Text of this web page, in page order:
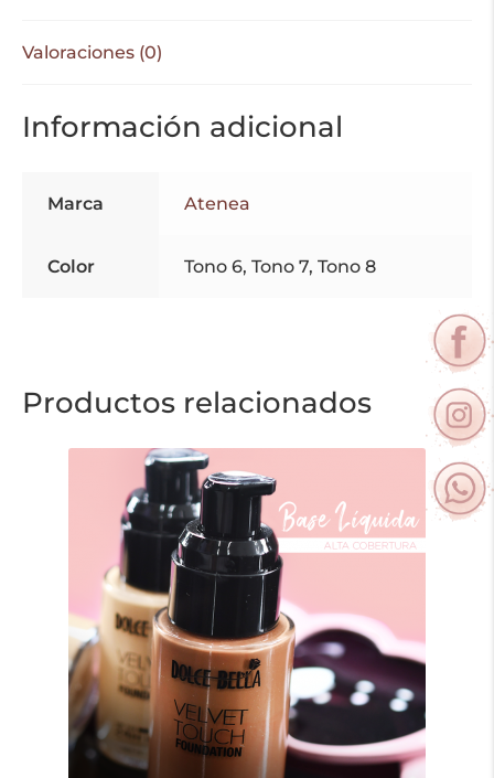
Valoraciones (0)
Información adicional
Marca Atenea
Color Tono 6, Tono 7, Tono 8
Productos relacionados